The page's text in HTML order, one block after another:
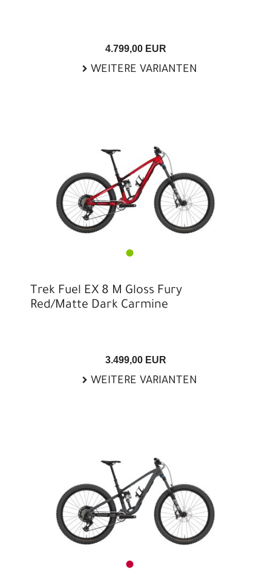
4.799,00 EUR
WEITERE VARIANTEN
Trek Fuel EX 8 M Gloss Fury
Red/Matte Dark Carmine
3.499,00 EUR
WEITERE VARIANTEN